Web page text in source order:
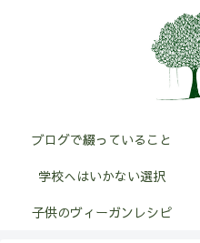
ブログで綴っていること
学校へはいかない選択
子供のヴィーガンレシピ